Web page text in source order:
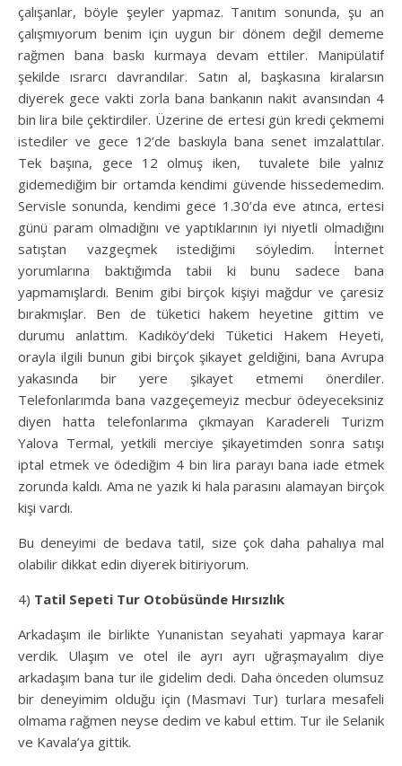
çalışanlar, böyle şeyler yapmaz. Tanıtım sonunda, şu an
çalışmıyorum benim için uygun bir dönem değil dememe
rağmen bana baskı kurmaya devam ettiler. Manipülatif
şekilde ısrarcı davrandılar. Satın al, başkasına kiralarsın
diyerek gece vakti zorla bana bankanın nakit avansından 4
bin lira bile çektirdiler. Üzerine de ertesi gün kredi çekmemi
istediler ve gece 12’de baskıyla bana senet imzalattılar.
Tek başına, gece 12 olmuş iken, tuvalete bile yalnız
gidemediğim bir ortamda kendimi güvende hissedemedim.
Servisle sonunda, kendimi gece 1.30’da eve atınca, ertesi
günü param olmadığını ve yaptıklarının iyi niyetli olmadığını
satıştan vazgeçmek istediğimi söyledim. İnternet
yorumlarına baktığımda tabii ki bunu sadece bana
yapmamışlardı. Benim gibi birçok kişiyi mağdur ve çaresiz
bırakmışlar. Ben de tüketici hakem heyetine gittim ve
durumu anlattım. Kadıköy’deki Tüketici Hakem Heyeti,
orayla ilgili bunun gibi birçok şikayet geldiğini, bana Avrupa
yakasında bir yere şikayet etmemi önerdiler.
Telefonlarımda bana vazgeçemeyiz mecbur ödeyeceksiniz
diyen hatta telefonlarıma çıkmayan Karadereli Turizm
Yalova Termal, yetkili merciye şikayetimden sonra satışı
iptal etmek ve ödediğim 4 bin lira parayı bana iade etmek
zorunda kaldı. Ama ne yazık ki hala parasını alamayan birçok
kişi vardı.
Bu deneyimi de bedava tatil, size çok daha pahalıya mal
olabilir dikkat edin diyerek bitiriyorum.
4) Tatil Sepeti Tur Otobüsünde Hırsızlık
Arkadaşım ile birlikte Yunanistan seyahati yapmaya karar
verdik. Ulaşım ve otel ile ayrı ayrı uğraşmayalım diye
arkadaşım bana tur ile gidelim dedi. Daha önceden olumsuz
bir deneyimim olduğu için (Masmavi Tur) turlara mesafeli
olmama rağmen neyse dedim ve kabul ettim. Tur ile Selanik
ve Kavala’ya gittik.